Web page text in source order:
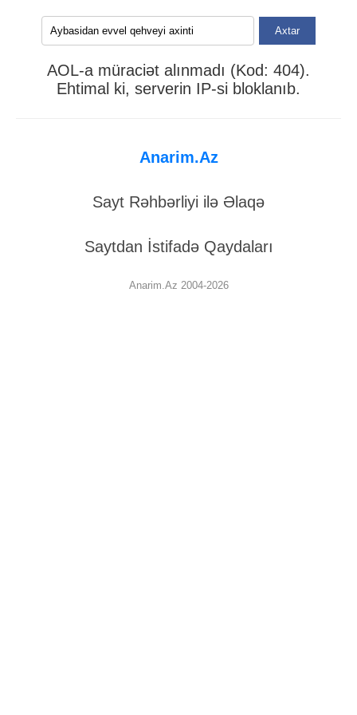
Axtar
AOL-a müraciət alınmadı (Kod: 404).
Ehtimal ki, serverin IP-si bloklanıb.
Anarim.Az
Sayt Rəhbərliyi ilə Əlaqə
Saytdan İstifadə Qaydaları
Anarim.Az 2004-2026